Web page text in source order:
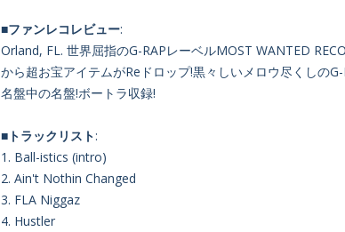
■ファンレコレビュー:
Orland, FL. 世界屈指のG-RAPレーベルMOST WANTED
から超お宝アイテムがReドロップ!黒々しいメロウ尽くしのG-
名盤中の名盤!ボートラ収録!
■トラックリスト:
1. Ball-istics (intro)
2. Ain't Nothin Changed
3. FLA Niggaz
4. Hustler